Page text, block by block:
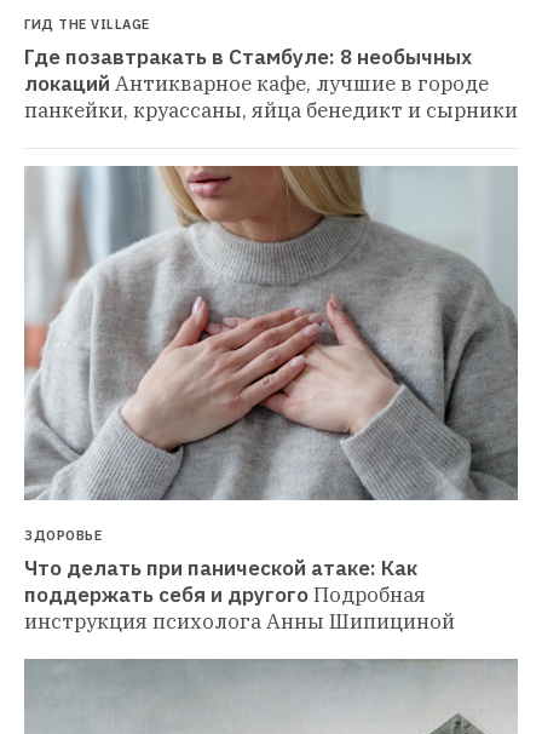
ГИД THE VILLAGE
Где позавтракать в Стамбуле: 8 необычных
локаций Антикварное кафе, лучшие в городе
панкейки, круассаны, яйца бенедикт и сырники
ЗДОРОВЬЕ
Что делать при панической атаке: Как
поддержать себя и другогоПодробная
инструкция психолога Анны Шипициной